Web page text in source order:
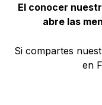
El conocer
abre las
Si compartes
en